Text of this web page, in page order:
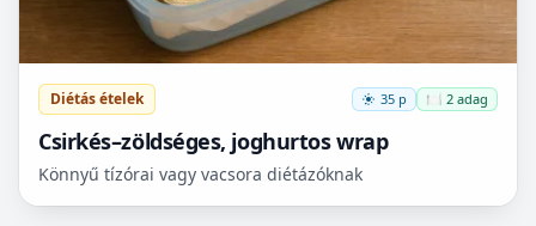
Diétás ételek 35 p 🍽️ 2 adag
Csirkés–zöldséges, joghurtos wrap
Könnyű tízórai vagy vacsora diétázóknak